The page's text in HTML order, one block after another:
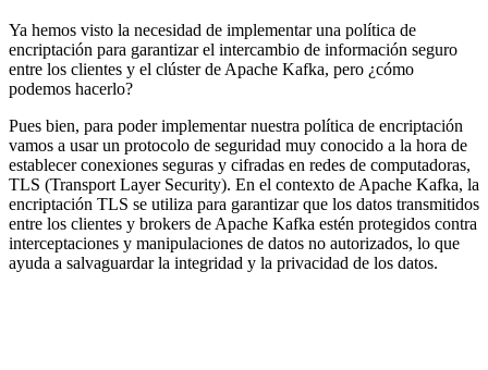
Ya hemos visto la necesidad de implementar una política de
encriptación para garantizar el intercambio de información seguro
entre los clientes y el clúster de Apache Kafka, pero ¿cómo
podemos hacerlo?
Pues bien, para poder implementar nuestra política de encriptación
vamos a usar un protocolo de seguridad muy conocido a la hora de
establecer conexiones seguras y cifradas en redes de computadoras,
TLS (Transport Layer Security). En el contexto de Apache Kafka, la
encriptación TLS se utiliza para garantizar que los datos transmitidos
entre los clientes y brokers de Apache Kafka estén protegidos contra
interceptaciones y manipulaciones de datos no autorizados, lo que
ayuda a salvaguardar la integridad y la privacidad de los datos.